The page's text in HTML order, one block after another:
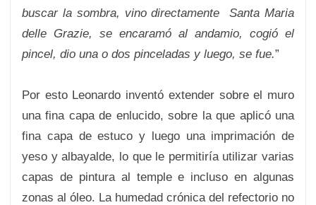
buscar la sombra, vino directamente Santa Maria
delle Grazie, se encaramó al andamio, cogió el
pincel, dio una o dos pinceladas y luego, se fue.”
Por esto Leonardo inventó extender sobre el muro
una fina capa de enlucido, sobre la que aplicó una
fina capa de estuco y luego una imprimación de
yeso y albayalde, lo que le permitiría utilizar varias
capas de pintura al temple e incluso en algunas
zonas al óleo. La humedad crónica del refectorio no